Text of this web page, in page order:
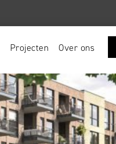
Projecten Over ons